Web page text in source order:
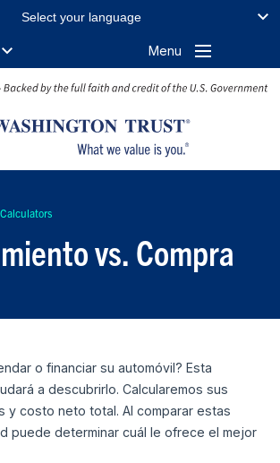
Select your language
Menu
Calculators
vs. Compra
o financiar su automóvil? Esta
a descubrirlo. Calcularemos sus
y costo neto total. Al comparar estas
puede determinar cuál le ofrece el mejor